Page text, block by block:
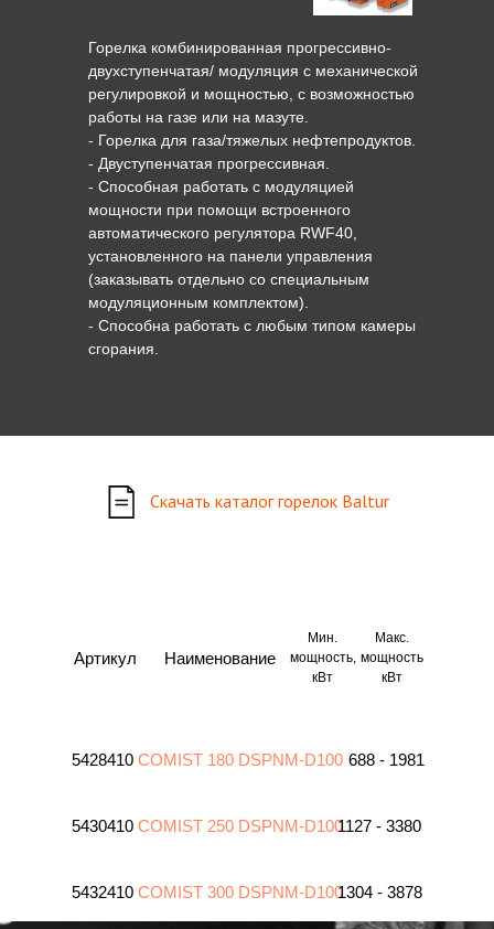
Горелка комбинированная прогрессивно-
двухступенчатая/ модуляция с механической
регулировкой и мощностью, c возможностью
работы на газе или на мазуте.
- Горелка для газа/тяжелых нефтепродуктов.
- Двуступенчатая прогрессивная.
- Способная работать с модуляцией
мощности при помощи встроенного
автоматического регулятора RWF40,
установленного на панели управления
(заказывать отдельно со специальным
модуляционным комплектом).
- Способна работать с любым типом камеры
сгорания.
Скачать каталог горелок Baltur
Артикул
Мин.
мощность,
кВт
Макс.
мощность
кВт
Наименование
5428410 COMIST 180 DSPNM-D100 688 - 1981
5430410 COMIST 250 DSPNM-D1001127 - 3380
5432410 COMIST 300 DSPNM-D1001304 - 3878